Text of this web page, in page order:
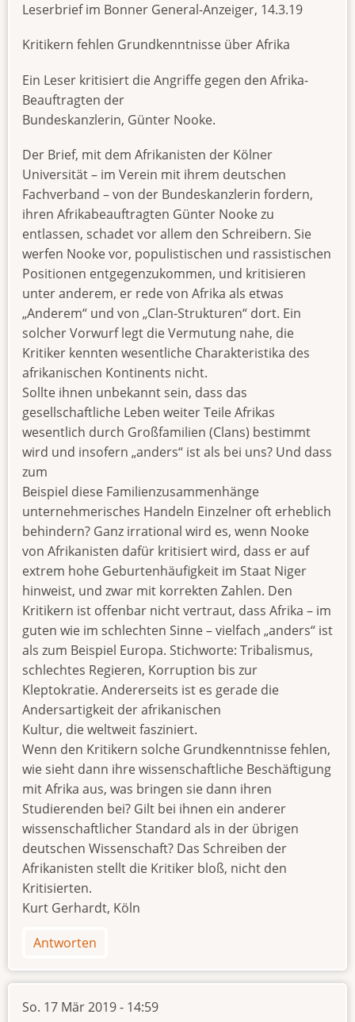
Leserbrief im Bonner General-Anzeiger, 14.3.19
Kritikern fehlen Grundkenntnisse über Afrika
Ein Leser kritisiert die Angriffe gegen den Afrika-
Beauftragten der
Bundeskanzlerin, Günter Nooke.
Der Brief, mit dem Afrikanisten der Kölner
Universität – im Verein mit ihrem deutschen
Fachverband – von der Bundeskanzlerin fordern,
ihren Afrikabeauftragten Günter Nooke zu
entlassen, schadet vor allem den Schreibern. Sie
werfen Nooke vor, populistischen und rassistischen
Positionen entgegenzukommen, und kritisieren
unter anderem, er rede von Afrika als etwas
„Anderem“ und von „Clan-Strukturen“ dort. Ein
solcher Vorwurf legt die Vermutung nahe, die
Kritiker kennten wesentliche Charakteristika des
afrikanischen Kontinents nicht.
Sollte ihnen unbekannt sein, dass das
gesellschaftliche Leben weiter Teile Afrikas
wesentlich durch Großfamilien (Clans) bestimmt
wird und insofern „anders“ ist als bei uns? Und dass
zum
Beispiel diese Familienzusammenhänge
unternehmerisches Handeln Einzelner oft erheblich
behindern? Ganz irrational wird es, wenn Nooke
von Afrikanisten dafür kritisiert wird, dass er auf
extrem hohe Geburtenhäufigkeit im Staat Niger
hinweist, und zwar mit korrekten Zahlen. Den
Kritikern ist offenbar nicht vertraut, dass Afrika – im
guten wie im schlechten Sinne – vielfach „anders“ ist
als zum Beispiel Europa. Stichworte: Tribalismus,
schlechtes Regieren, Korruption bis zur
Kleptokratie. Andererseits ist es gerade die
Andersartigkeit der afrikanischen
Kultur, die weltweit fasziniert.
Wenn den Kritikern solche Grundkenntnisse fehlen,
wie sieht dann ihre wissenschaftliche Beschäftigung
mit Afrika aus, was bringen sie dann ihren
Studierenden bei? Gilt bei ihnen ein anderer
wissenschaftlicher Standard als in der übrigen
deutschen Wissenschaft? Das Schreiben der
Afrikanisten stellt die Kritiker bloß, nicht den
Kritisierten.
Kurt Gerhardt, Köln
Antworten
So. 17 Mär 2019 - 14:59